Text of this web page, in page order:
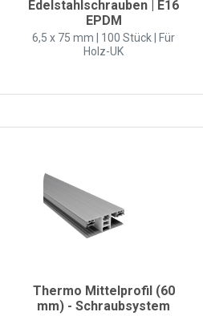
Edelstahlschrauben | E16
EPDM
6,5 x 75 mm | 100 Stück | Für
Holz-UK
Thermo Mittelprofil (60
mm) - Schraubsystem